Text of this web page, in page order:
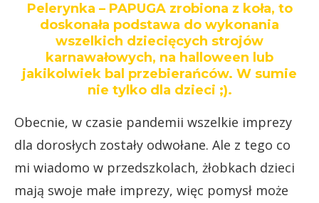
Pelerynka – PAPUGA zrobiona z koła, to
doskonała podstawa do wykonania
wszelkich dziecięcych strojów
karnawałowych, na halloween lub
jakikolwiek bal przebierańców. W sumie
nie tylko dla dzieci ;).
Obecnie, w czasie pandemii wszelkie imprezy
dla dorosłych zostały odwołane. Ale z tego co
mi wiadomo w przedszkolach, żłobkach dzieci
mają swoje małe imprezy, więc pomysł może